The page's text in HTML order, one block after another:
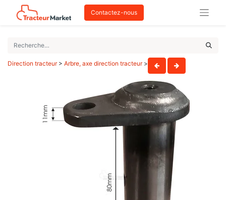
Contactez-nous
Direction tracteur> Arbre, axe direction tracteur>